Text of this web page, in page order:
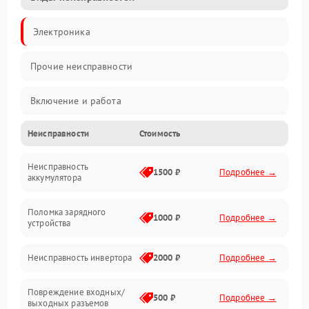
Электроника
Прочие неисправности
Включение и работа
Работа с нагрузкой
Звук и индикация
Неисправности Стоимость
Неисправность
аккумулятора
1500 ₽ Подробнее →
Поломка зарядного
устройства
1000 ₽ Подробнее →
Неисправность инвертора 2000 ₽ Подробнее →
Повреждение входных/
выходных разъемов
500 ₽ Подробнее →